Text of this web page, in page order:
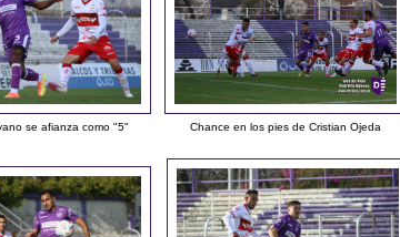
se afianza como "5" Chance en los pies de Cristian Ojeda